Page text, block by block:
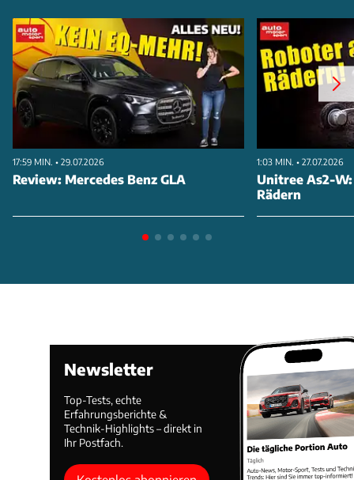
17:59 MIN. • 29.07.2026
Review: Mercedes Benz GLA
1:03 MIN. • 27.07.2026
Unitree As2-
Rädern
Newsletter
Top-Tests, echte
Erfahrungsberichte &
Technik-Highlights – direkt in
Ihr Postfach.